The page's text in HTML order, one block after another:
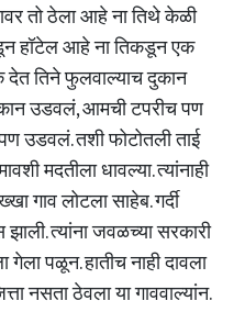
तो ठेला आहे ना तिथे केळी
हॉटेल आहे ना तिकडून एक
तिने फुलवाल्याच दुकान
उडवलं, आमची टपरीच पण
उडवलं. तशी फोटोतली ताई
मदतीला धावल्या. त्यांनाही
गाव लोटला साहेब. गर्दी
त्यांना जवळच्या सरकारी
गेला पळून. हातीच नाही दावला
नसता ठेवला या गाववाल्यांन.